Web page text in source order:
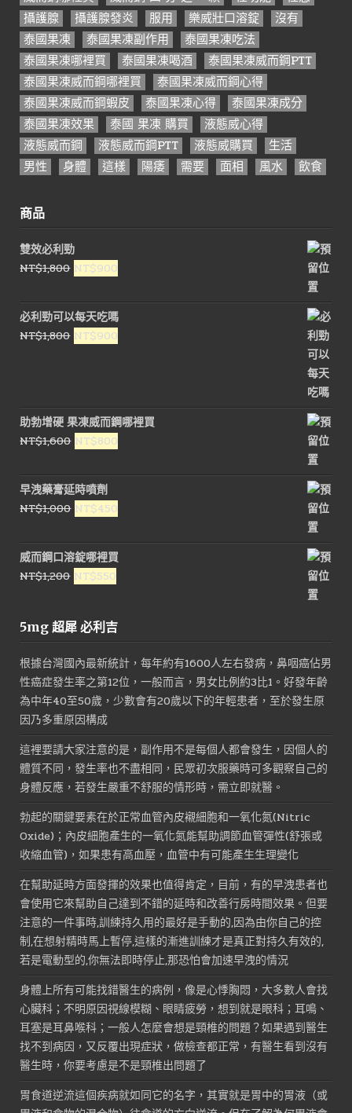
攝護腺
攝護腺發炎 服用 樂威壯口溶錠
沒有
泰國果凍
泰國果凍副作用
泰國果凍吃法
泰國果凍哪裡買
泰國果凍喝酒
泰國果凍威而鋼PTT
泰國果凍威而鋼哪裡買
泰國果凍威而鋼心得
泰國果凍威而鋼蝦皮
泰國果凍心得
泰國果凍成分
泰國果凍效果
泰國 果凍 購買
液態威心得
液態威而鋼
液態威而鋼PTT 液態威購買
生活
男性
身體 這樣 陽痿 需要 面相 風水 飲食
商品
雙效必利勁
NT$1,800 原
價
格：
NT$1,800。
NT$900
價
格：
NT$900。
必利勁可以每天吃嗎
NT$1,800 原
NT$1,800。
NT$900
NT$900。
助勃增硬 果凍威而鋼哪裡買
NT$1,600 原
價
格：
NT$1,600。
NT$800
價
格：
NT$800。
早洩藥膏延時噴劑
NT$1,000 原
價
格：
NT$1,000。
NT$450
價
格：
威而鋼口溶錠哪裡買
NT$1,200 原
格：
NT$550
格：
5mg 超犀 必利吉
根據台灣國內最新統計，每年約有1600人左右發病，鼻咽癌佔男
性癌症發生率之第12位，一般而言，男女比例約3比1。好發年齡
為中年40至50歲，少數會有20歲以下的年輕患者，至於發生原
因乃多重原因構成
這裡要請大家注意的是，副作用不是每個人都會發生，因個人的
體質不同，發生率也不盡相同，民眾初次服藥時可多觀察自己的
身體反應，若發生嚴重不舒服的情形時，需立即就醫。
勃起的關鍵要素在於正常血管內皮襯細胞和一氧化氮(Nitric
Oxide)；內皮細胞產生的一氧化氮能幫助調節血管彈性(舒張或
收縮血管)，如果患有高血壓，血管中有可能產生生理變化
在幫助延時方面發揮的效果也值得肯定，目前，有的早洩患者也
會使用它來幫助自己達到不錯的延時和改善行房時間效果。但要
注意的一件事時,訓練持久用的最好是手動的,因為由你自己的控
制,在想射精時馬上暫停,這樣的漸進訓練才是真正對持久有效的,
若是電動型的,你無法即時停止,那恐怕會加速早洩的情況
身體上所有可能找錯醫生的病例，像是心悸胸悶，大多數人會找
心臟科；不明原因視線模糊、眼睛疲勞，想到就是眼科；耳鳴、
耳塞是耳鼻喉科；一般人怎麼會想是頸椎的問題？如果遇到醫生
找不到病因，又反覆出現症狀，做檢查都正常，有醫生看到沒有
醫生時，你要考慮是不是頸椎出問題了
胃食道逆流這個疾病就如同它的名字，其實就是胃中的胃液（或